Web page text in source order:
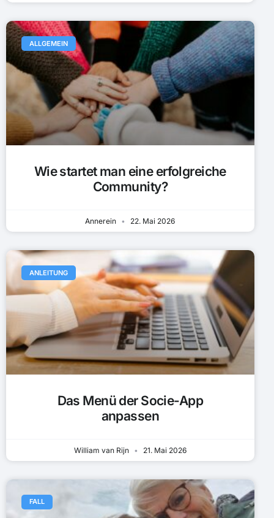
ALLGEMEIN
Wie startet man eine erfolgreiche
Community?
Annerein 22. Mai 2026
ANLEITUNG
Das Menü der Socie-App
anpassen
William van Rijn 21. Mai 2026
FALL